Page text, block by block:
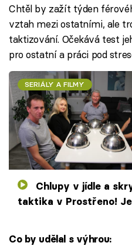
Chtěl by zažít týden
vztah mezi ostatními, ale
taktizování. Očekává test
pro ostatní a práci pod
SERIÁLY A FILMY
taktika v Prostřeno!
Co by udělal s výhrou: